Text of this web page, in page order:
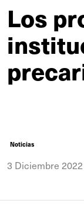
Los
Noticias
3 Diciembre 2022